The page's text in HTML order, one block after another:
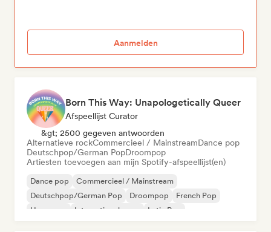
Aanmelden
Born This Way: Unapologetically Queer
Afspeellijst Curator
&gt; 2500 gegeven antwoorden
Alternatieve rockCommercieel / MainstreamDance pop
Deutschpop/German PopDroompop
Artiesten toevoegen aan mijn Spotify-afspeellijst(en)
Dance pop
Commercieel / Mainstream
Deutschpop/German Pop
Droompop
French Pop
Hyperpop
Internationale pop Latin Pop